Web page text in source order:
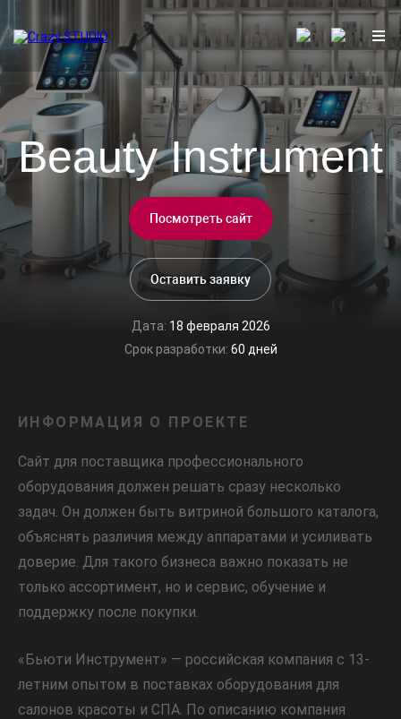
Beauty Instrument
Посмотреть сайт
Оставить заявку
Дата: 18 февраля 2026
Срок разработки: 60 дней
ИНФОРМАЦИЯ О ПРОЕКТЕ
Сайт для поставщика профессионального
оборудования должен решать сразу несколько
задач. Он должен быть витриной большого каталога,
объяснять различия между аппаратами и усиливать
доверие. Для такого бизнеса важно показать не
только ассортимент, но и сервис, обучение и
поддержку после покупки.
«Бьюти Инструмент» — российская компания с 13-
летним опытом в поставках оборудования для
салонов красоты и СПА. По описанию компания